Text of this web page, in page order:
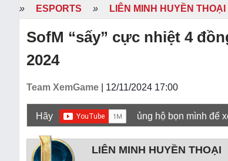
» ESPORTS » LIÊN MINH HUYỀN THOẠI
SofM “sấy” cực nhiệt 4
2024
Team XemGame | 12/11/2024 17:00
Hãy ủng hộ bọn mình để
LIÊN MINH HUYỀN THOẠI